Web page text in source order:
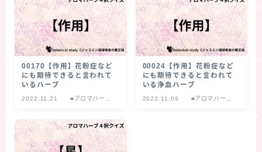
00170【作用】花粉症など
にも期待できると言われて
いるハーブ
2022.11.21
■アロマハーブ
00024【作用】花粉症など
にも期待できると言われて
いる浄血ハーブ
2022.11.09
■アロマハーブ